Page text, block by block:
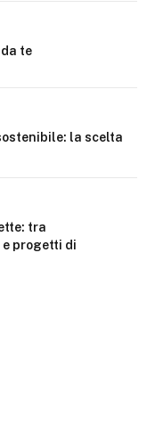
te
la scelta
tra
progetti di